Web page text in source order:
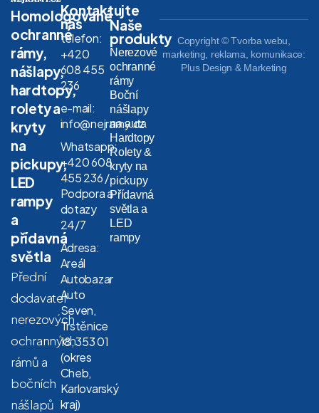
Homologované
ochranné
rámy,
nášlapy,
hardtopy,
rolety a
kryty
na
pickupy,
LED
rampy
a
přídavná
světla
Přední
dodavatel
nerezových
ochranných
rámů a
bočních
nášlapů
Kontaktujte
nás
telefon:
+420
608 455
236
e-mail:
info@nejramy.cz
Whatsapp:
+420 608
455 236 /
Podpora a
dotazy
24/7
Adresa:
Areál
Autobazar
Auto
Seven,
Trstěnice
18, 353 01
(okres
Cheb,
Karlovarský
kraj)
Naše
produkty
Nerezové
ochranné
rámy
Boční
nášlapy
na auta
Hardtopy
Rolety &
kryty na
pickupy
Přídavná
světla a
LED
rampy
Copyright © Tvorba webu,
marketing, reklama, komunikace:
Plus Design & Marketing